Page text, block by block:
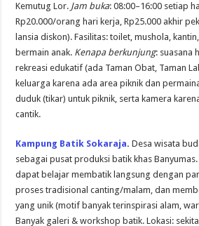
Kemutug Lor. Jam buka: 08:00–16:00 setiap
Rp20.000/orang hari kerja, Rp25.000 akhir
lansia diskon). Fasilitas: toilet, mushola,
bermain anak. Kenapa berkunjung: suasana
rekreasi edukatif (ada Taman Obat, Taman
keluarga karena ada area piknik dan
duduk (tikar) untuk piknik, serta kamera
cantik.
Kampung Batik Sokaraja. Desa wisata
sebagai pusat produksi batik khas
dapat belajar membatik langsung dengan
proses tradisional canting/malam, dan
yang unik (motif banyak terinspirasi alam,
Banyak galeri & workshop batik. Lokasi: